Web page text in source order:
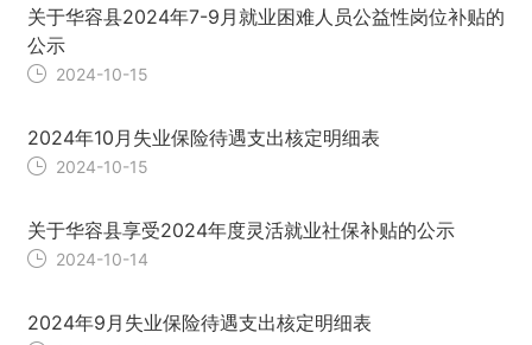
关于华容县2024年7-9月就业困难人员公益性岗位补贴的
公示
2024-10-15
2024年10月失业保险待遇支出核定明细表
2024-10-15
关于华容县享受2024年度灵活就业社保补贴的公示
2024-10-14
2024年9月失业保险待遇支出核定明细表